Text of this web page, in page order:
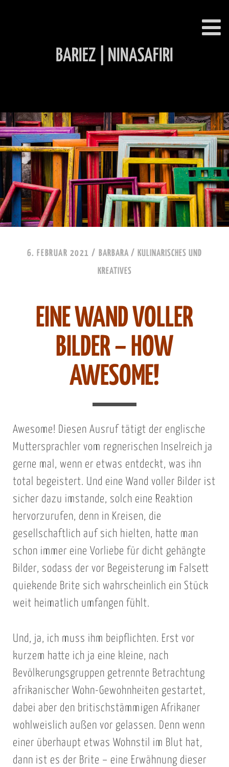
6. FEBRUAR 2021 / BARBARA / KULINARISCHES UND
KREATIVES
EINE WAND VOLLER
BILDER – HOW
AWESOME!
Awesome! Diesen Ausruf tätigt der englische
Muttersprachler vom regnerischen Inselreich ja
gerne mal, wenn er etwas entdeckt, was ihn
total begeistert. Und eine Wand voller Bilder ist
sicher dazu imstande, solch eine Reaktion
hervorzurufen, denn in Kreisen, die
gesellschaftlich auf sich hielten, hatte man
schon immer eine Vorliebe für dicht gehängte
Bilder, sodass der vor Begeisterung im Falsett
quiekende Brite sich wahrscheinlich ein Stück
weit heimatlich umfangen fühlt.
Und, ja, ich muss ihm beipflichten. Erst vor
kurzem hatte ich ja eine kleine, nach
Bevölkerungsgruppen getrennte Betrachtung
afrikanischer Wohn-Gewohnheiten gestartet,
dabei aber den britischstämmigen Afrikaner
wohlweislich außen vor gelassen. Denn wenn
einer überhaupt etwas Wohnstil im Blut hat,
dann ist es der Brite – eine Erwähnung dieser
BARIEZ | NINASAFIRI